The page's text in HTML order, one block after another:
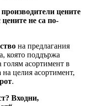
цените
не са по-
на предлагания
която поддържа
асортимент в
на целия асортимент,
.
Входни,